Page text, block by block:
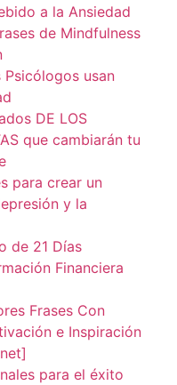
a la Ansiedad
de Mindfulness
Psicólogos usan
DE LOS
que cambiarán tu
para crear un
y la
de 21 Días
Financiera
Frases Con
e Inspiración
para el éxito